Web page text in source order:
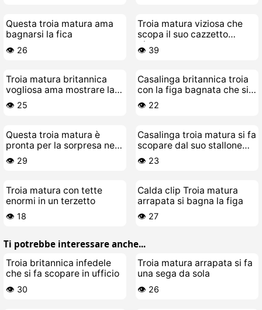
Questa troia matura ama
bagnarsi la fica
👁️ 26
Troia matura viziosa che
scopa il suo cazzetto
giovane
👁️ 39
Troia matura britannica
vogliosa ama mostrare la
sua figa fradicia a te
👁️ 25
Casalinga britannica troia
con la figa bagnata che si
stuzzica il buco
👁️ 22
Questa troia matura è
pronta per la sorpresa nera
nel suo culo
👁️ 29
Casalinga troia matura si fa
scopare dal suo stallone
giovane
👁️ 23
Troia matura con tette
enormi in un terzetto
👁️ 18
Calda clip Troia matura
arrapata si bagna la figa
👁️ 27
Ti potrebbe interessare anche...
Troia britannica infedele
che si fa scopare in ufficio
👁️ 30
Troia matura arrapata si fa
una sega da sola
👁️ 26